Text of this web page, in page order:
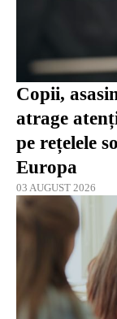
Copii,
atrage
pe rețelele
Europa
03 AUGUST 2026